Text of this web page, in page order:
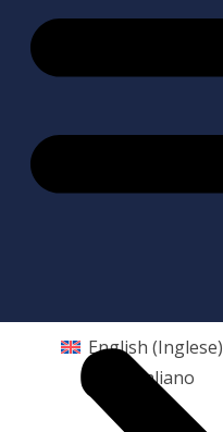
English (Inglese)
Italiano